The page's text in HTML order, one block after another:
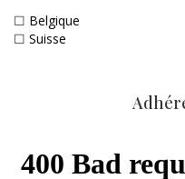
☐ Belgique
☐ Suisse